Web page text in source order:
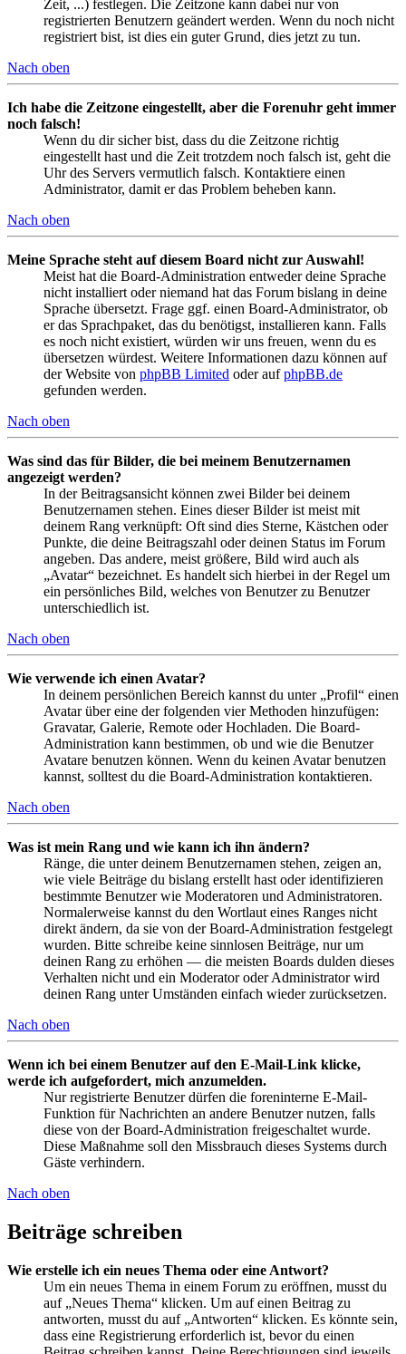
Zeit, ...) festlegen. Die Zeitzone kann dabei nur von
registrierten Benutzern geändert werden. Wenn du noch nicht
registriert bist, ist dies ein guter Grund, dies jetzt zu tun.
Nach oben
Ich habe die Zeitzone eingestellt, aber die Forenuhr geht immer
noch falsch!
Wenn du dir sicher bist, dass du die Zeitzone richtig
eingestellt hast und die Zeit trotzdem noch falsch ist, geht die
Uhr des Servers vermutlich falsch. Kontaktiere einen
Administrator, damit er das Problem beheben kann.
Nach oben
Meine Sprache steht auf diesem Board nicht zur Auswahl!
Meist hat die Board-Administration entweder deine Sprache
nicht installiert oder niemand hat das Forum bislang in deine
Sprache übersetzt. Frage ggf. einen Board-Administrator, ob
er das Sprachpaket, das du benötigst, installieren kann. Falls
es noch nicht existiert, würden wir uns freuen, wenn du es
übersetzen würdest. Weitere Informationen dazu können auf
der Website von phpBB Limited oder aufphpBB.de
gefunden werden.
Nach oben
Was sind das für Bilder, die bei meinem Benutzernamen
angezeigt werden?
In der Beitragsansicht können zwei Bilder bei deinem
Benutzernamen stehen. Eines dieser Bilder ist meist mit
deinem Rang verknüpft: Oft sind dies Sterne, Kästchen oder
Punkte, die deine Beitragszahl oder deinen Status im Forum
angeben. Das andere, meist größere, Bild wird auch als
„Avatar“ bezeichnet. Es handelt sich hierbei in der Regel um
ein persönliches Bild, welches von Benutzer zu Benutzer
unterschiedlich ist.
Nach oben
Wie verwende ich einen Avatar?
In deinem persönlichen Bereich kannst du unter „Profil“ einen
Avatar über eine der folgenden vier Methoden hinzufügen:
Gravatar, Galerie, Remote oder Hochladen. Die Board-
Administration kann bestimmen, ob und wie die Benutzer
Avatare benutzen können. Wenn du keinen Avatar benutzen
kannst, solltest du die Board-Administration kontaktieren.
Nach oben
Was ist mein Rang und wie kann ich ihn ändern?
Ränge, die unter deinem Benutzernamen stehen, zeigen an,
wie viele Beiträge du bislang erstellt hast oder identifizieren
bestimmte Benutzer wie Moderatoren und Administratoren.
Normalerweise kannst du den Wortlaut eines Ranges nicht
direkt ändern, da sie von der Board-Administration festgelegt
wurden. Bitte schreibe keine sinnlosen Beiträge, nur um
deinen Rang zu erhöhen — die meisten Boards dulden dieses
Verhalten nicht und ein Moderator oder Administrator wird
deinen Rang unter Umständen einfach wieder zurücksetzen.
Nach oben
Wenn ich bei einem Benutzer auf den E-Mail-Link klicke,
werde ich aufgefordert, mich anzumelden.
Nur registrierte Benutzer dürfen die foreninterne E-Mail-
Funktion für Nachrichten an andere Benutzer nutzen, falls
diese von der Board-Administration freigeschaltet wurde.
Diese Maßnahme soll den Missbrauch dieses Systems durch
Gäste verhindern.
Nach oben
Beiträge schreiben
Wie erstelle ich ein neues Thema oder eine Antwort?
Um ein neues Thema in einem Forum zu eröffnen, musst du
auf „Neues Thema“ klicken. Um auf einen Beitrag zu
antworten, musst du auf „Antworten“ klicken. Es könnte sein,
dass eine Registrierung erforderlich ist, bevor du einen